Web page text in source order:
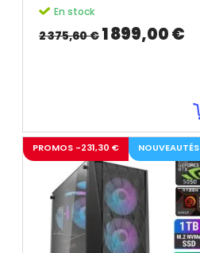
En stock
2 375,60 € 1 899,00 €
PROMOS -231,30 € NOUVEAUTÉS